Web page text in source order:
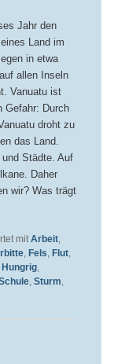
Jahr den
Land im
in etwa
allen Inseln
Vanuatu ist
Gefahr: Durch
droht zu
das Land.
Städte. Auf
Daher
wir? Was trägt
mit Arbeit,
, Fels, Flut,
Hungrig,
, Sturm,